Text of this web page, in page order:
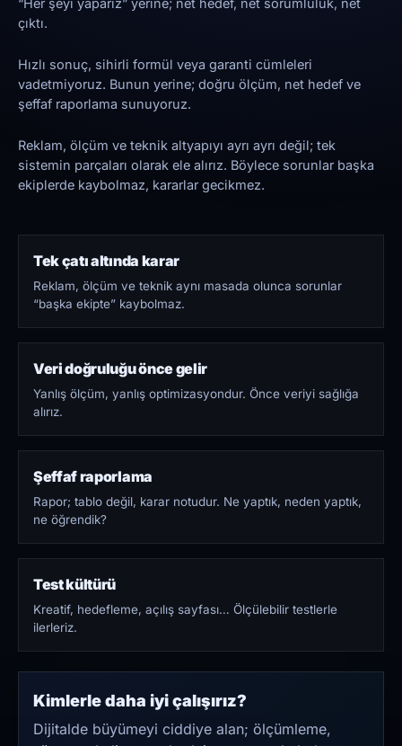
“Her şeyi yaparız” yerine; net hedef, net sorumluluk, net
çıktı.
Hızlı sonuç, sihirli formül veya garanti cümleleri
vadetmiyoruz. Bunun yerine; doğru ölçüm, net hedef ve
şeffaf raporlama sunuyoruz.
Reklam, ölçüm ve teknik altyapıyı ayrı ayrı değil; tek
sistemin parçaları olarak ele alırız. Böylece sorunlar başka
ekiplerde kaybolmaz, kararlar gecikmez.
Tek çatı altında karar
Reklam, ölçüm ve teknik aynı masada olunca sorunlar
“başka ekipte” kaybolmaz.
Veri doğruluğu önce gelir
Yanlış ölçüm, yanlış optimizasyondur. Önce veriyi sağlığa
alırız.
Şeffaf raporlama
Rapor; tablo değil, karar notudur. Ne yaptık, neden yaptık,
ne öğrendik?
Test kültürü
Kreatif, hedefleme, açılış sayfası… Ölçülebilir testlerle
ilerleriz.
Kimlerle daha iyi çalışırız?
Dijitalde büyümeyi ciddiye alan; ölçümleme,